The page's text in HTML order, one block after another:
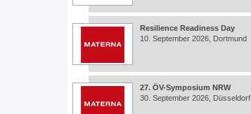
Resilience Readiness Day
10. September 2026, Dortmund
27. ÖV-Symposium NRW
30. September 2026, Düsseldorf